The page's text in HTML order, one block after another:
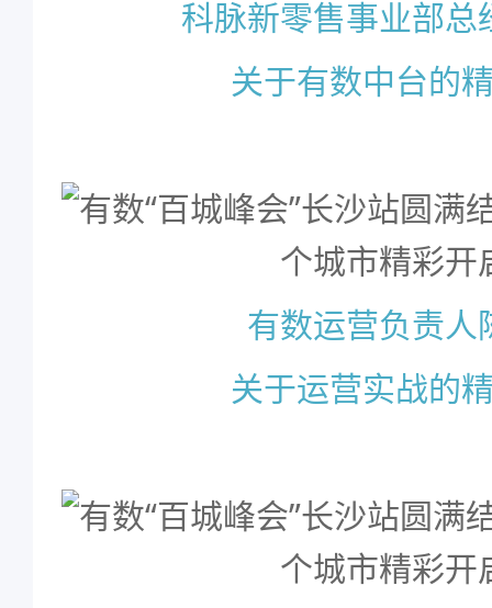
科脉新零售事业部总
关于有数中台的
有数运营负责人
关于运营实战的